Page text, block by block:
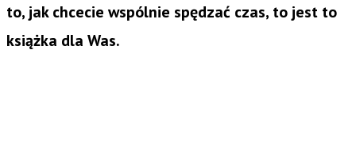
to, jak chcecie wspólnie spędzać czas, to jest to
książka dla Was.